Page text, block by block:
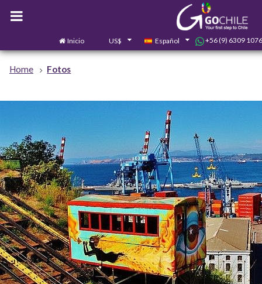
Inicio US$ Español +56 (9) 6309 1076
Home Fotos